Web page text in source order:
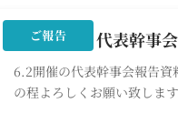
ご報告
2026年6月代表幹事
6.2開催の代表幹事会報告資
の程よろしくお願い致しま